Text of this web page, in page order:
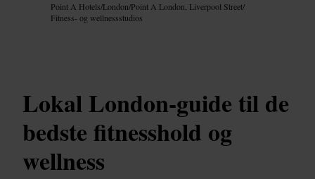
Point A Hotels/London/Point A London, Liverpool Street/
Fitness- og wellnessstudios
Lokal London-guide til de
bedste fitnesshold og
wellness